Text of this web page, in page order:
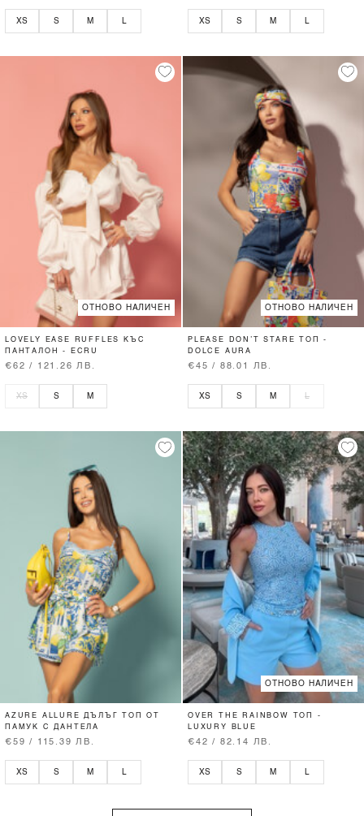
XS S M XS S M
ОТНОВО НАЛИЧЕН
LOVELY EASE RUFFLES КЪС
ПАНТАЛОН - ECRU
€62 / 121.26 ЛВ.
XS S M
ОТНОВО НАЛИЧЕН
PLEASE DON’T STARE ТОП -
DOLCE AURA
€45 / 88.01 ЛВ.
XS S M L
AZURE ALLURE ДЪЛЪГ ТОП ОТ
ПАМУК С ДАНТЕЛА
€59 / 115.39 ЛВ.
XS S M
ОТНОВО НАЛИЧЕН
OVER THE RAINBOW ТОП -
LUXURY BLUE
€42 / 82.14 ЛВ.
XS S M